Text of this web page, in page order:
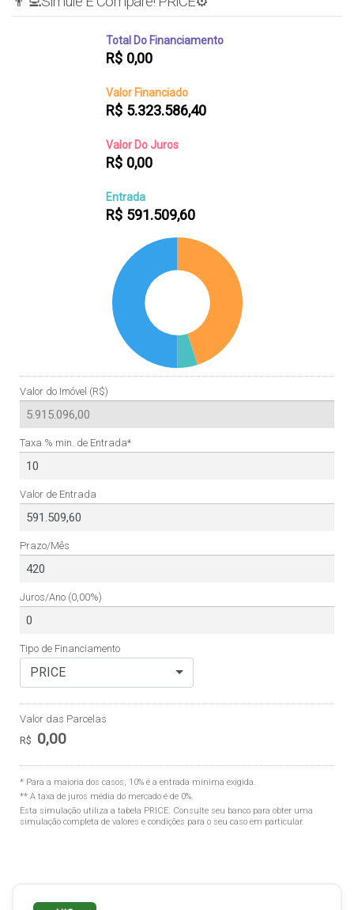
Total Do Financiamento
R$ 0,00
Valor Financiado
R$ 5.323.586,40
Valor Do Juros
R$ 0,00
Entrada
R$ 591.509,60
Valor do Imóvel (R$)
Taxa % min. de Entrada*
Valor de Entrada
Prazo/Mês
Juros/Ano (0,00%)
Tipo de Financiamento
PRICE
Valor das Parcelas
R$ 0,00
* Para a maioria dos casos, 10% é a entrada mínima exigida.
** A taxa de juros média do mercado é de 0%.
Esta simulação utiliza a tabela PRICE. Consulte seu banco para obter uma
simulação completa de valores e condições para o seu caso em particular.